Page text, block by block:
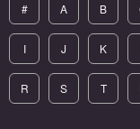
# A B
I J K
R S T